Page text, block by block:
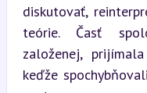
diskutovať,
teórie. Časť
založenej,
keďže